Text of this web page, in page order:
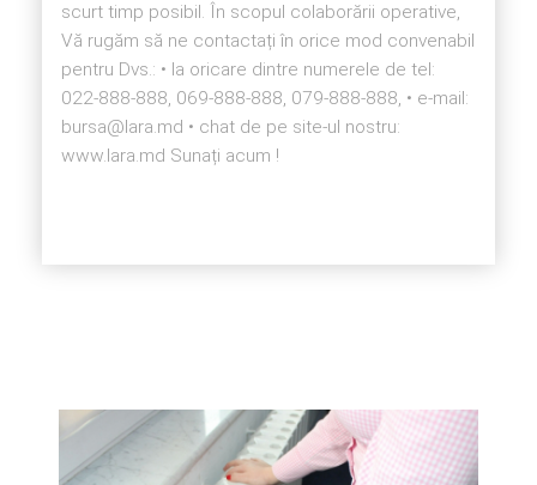
scurt timp posibil. În scopul colaborării operative,
Vă rugăm să ne contactați în orice mod convenabil
pentru Dvs.: • la oricare dintre numerele de tel:
022-888-888, 069-888-888, 079-888-888, • e-mail:
bursa@lara.md • chat de pe site-ul nostru:
www.lara.md Sunați acum !